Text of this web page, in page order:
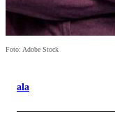
Foto: Adobe Stock
ala